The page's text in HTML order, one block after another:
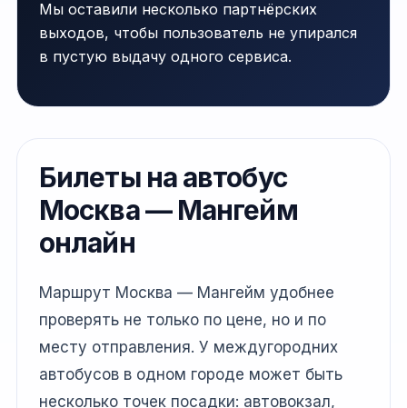
Мы оставили несколько партнёрских
выходов, чтобы пользователь не упирался
в пустую выдачу одного сервиса.
Билеты на автобус
Москва — Мангейм
онлайн
Маршрут Москва — Мангейм удобнее
проверять не только по цене, но и по
месту отправления. У междугородних
автобусов в одном городе может быть
несколько точек посадки: автовокзал,